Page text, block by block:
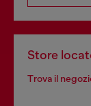
Store
Trova il